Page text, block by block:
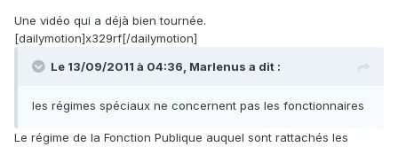
Une vidéo qui a déjà bien tournée.
[dailymotion]x329rf[/dailymotion]
Le 13/09/2011 à 04:36, Marlenus a dit :
les régimes spéciaux ne concernent pas les fonctionnaires
Le régime de la Fonction Publique auquel sont rattachés les